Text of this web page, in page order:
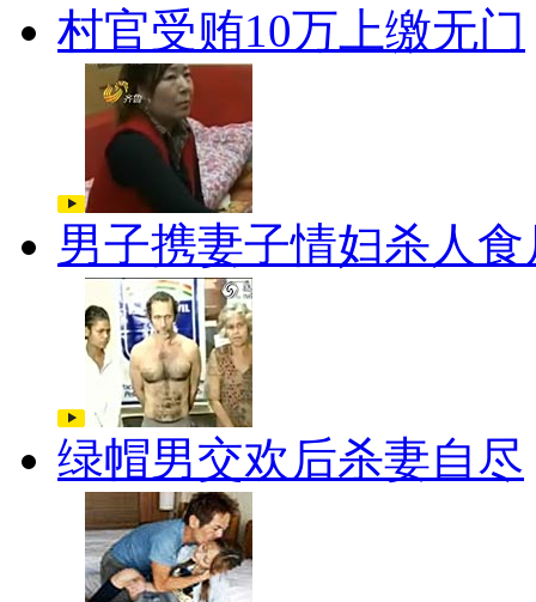
村官受贿10万上缴无门
男子携妻子情妇杀人食
绿帽男交欢后杀妻自尽